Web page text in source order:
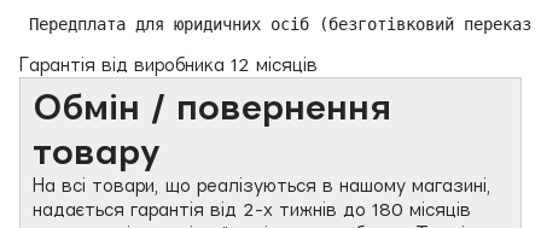
Передплата для юридичних осіб (безготівковий
Гарантія від виробника 12 місяців
Обмін / повернення
товару
На всі товари, що реалізуються в нашому магазині,
надається гарантія від 2-х тижнів до 180 місяців